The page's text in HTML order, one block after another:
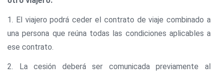
1. El viajero podrá ceder el contrato de viaje combinado a
una persona que reúna todas las condiciones aplicables a
ese contrato.
2. La cesión deberá ser comunicada previamente al